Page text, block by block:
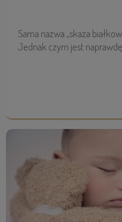
Sama nazwa „skaza
Jednak czym jest naprawdę